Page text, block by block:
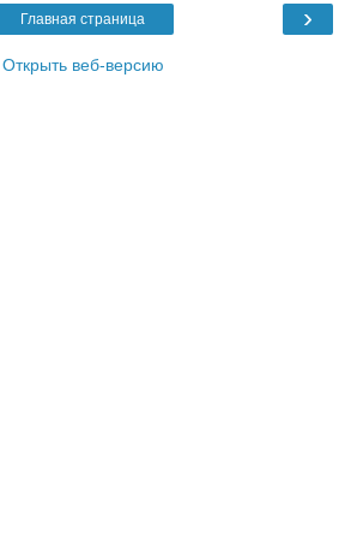
›
Главная страница
Открыть веб-версию